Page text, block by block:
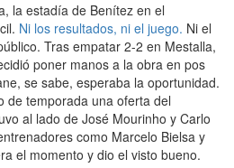
la estadía de Benítez en el
Ni los resultados, ni el juego. Ni el
Tras empatar 2-2 en Mestalla,
poner manos a la obra en pos
se sabe, esperaba la oportunidad.
de temporada una oferta del
al lado de José Mourinho y Carlo
como Marcelo Bielsa y
el momento y dio el visto bueno.